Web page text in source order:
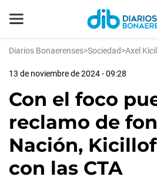
Diarios Bonaerenses>Sociedad>Axel
13 de noviembre de 2024 - 09:28
Con el foco
reclamo de
Nación,
con las CTA